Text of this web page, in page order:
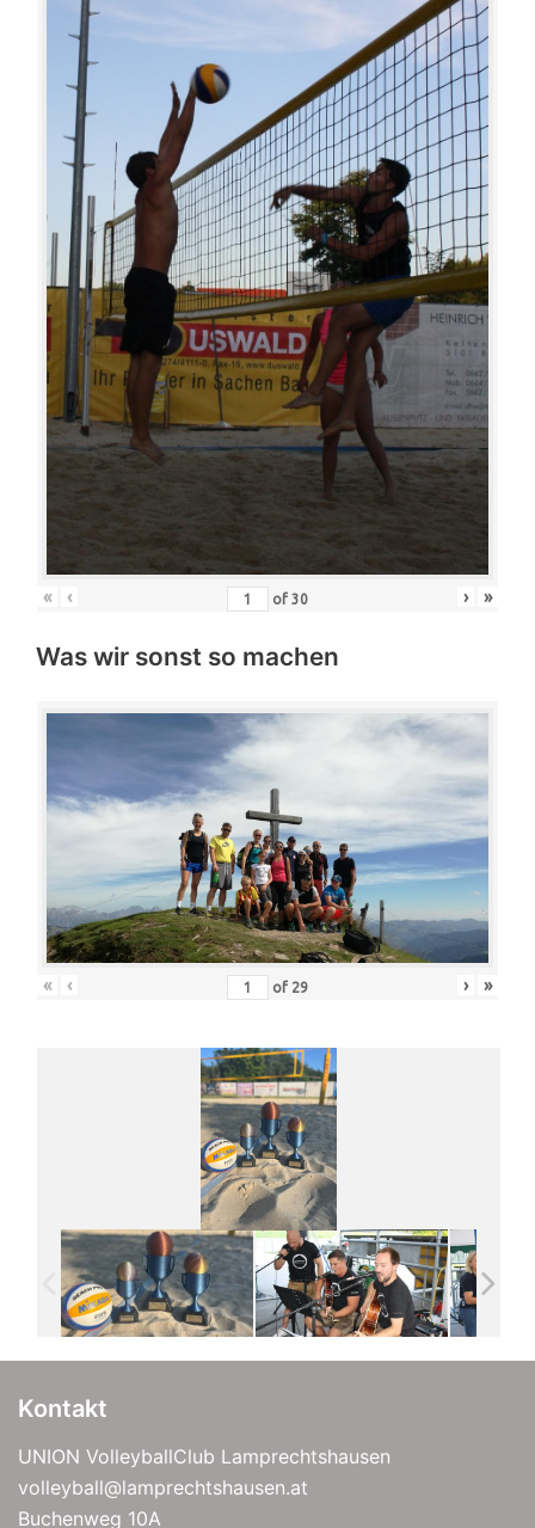
« ‹ of 30 › »
Was wir sonst so machen
« ‹ of 29 › »
Kontakt
UNION VolleyballClub Lamprechtshausen
volleyball@lamprechtshausen.at
Buchenweg 10A